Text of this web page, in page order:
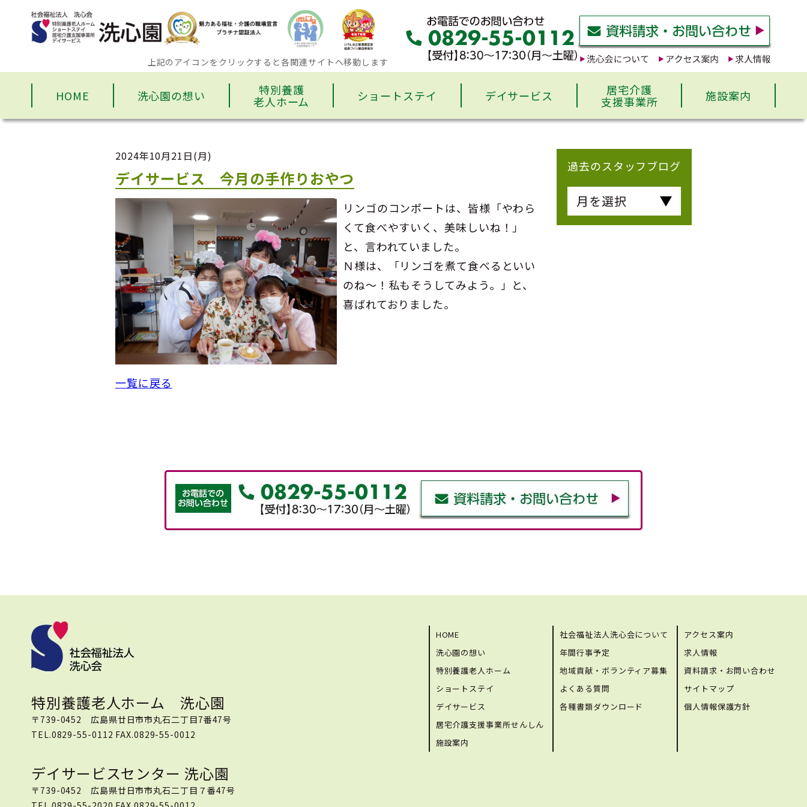
上記のアイコンをクリックすると各関連サイトへ移動します
HOME 洗心園の想い 特別養護
老人ホーム ショートステイ デイサービス 居宅介護
支援事業所 施設案内
2024年10月21日(月)
デイサービス 今月の手作りおやつ
リンゴのコンポートは、皆様「やわら
くて食べやすいく、美味しいね！」
と、言われていました。
Ｎ様は、「リンゴを煮て食べるといい
のね～！私もそうしてみよう。」と、
喜ばれておりました。
一覧に戻る
過去のスタッフブログ
月を選択
特別養護老人ホーム 洗心園
〒739-0452 広島県廿日市市丸石二丁目7番47号
TEL.0829-55-0112 FAX.0829-55-0012
デイサービスセンター 洗心園
〒739-0452 広島県廿日市市丸石二丁目７番47号
HOME
洗心園の想い
特別養護老人ホーム
ショートステイ
デイサービス
居宅介護支援事業所せんしん
施設案内
社会福祉法人洗心会について
年間行事予定
地域貢献・ボランティア募集
よくある質問
各種書類ダウンロード
アクセス案内
求人情報
資料請求・お問い合わせ
サイトマップ
個人情報保護方針